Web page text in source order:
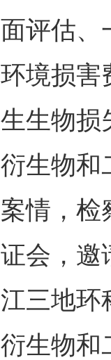
评估
境损
生物
生物
情，
会，
三地
生物